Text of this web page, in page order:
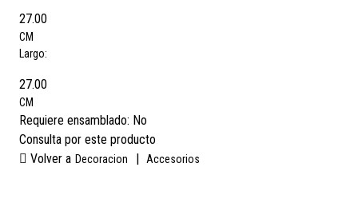
27.00
CM
Largo:
27.00
CM
Requiere ensamblado: No
Consulta por este producto
Volver a Decoracion | Accesorios